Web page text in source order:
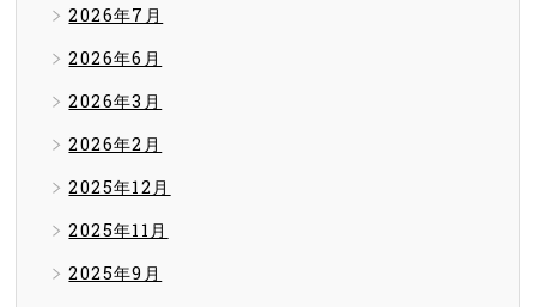
2026年7月
2026年6月
2026年3月
2026年2月
2025年12月
2025年11月
2025年9月